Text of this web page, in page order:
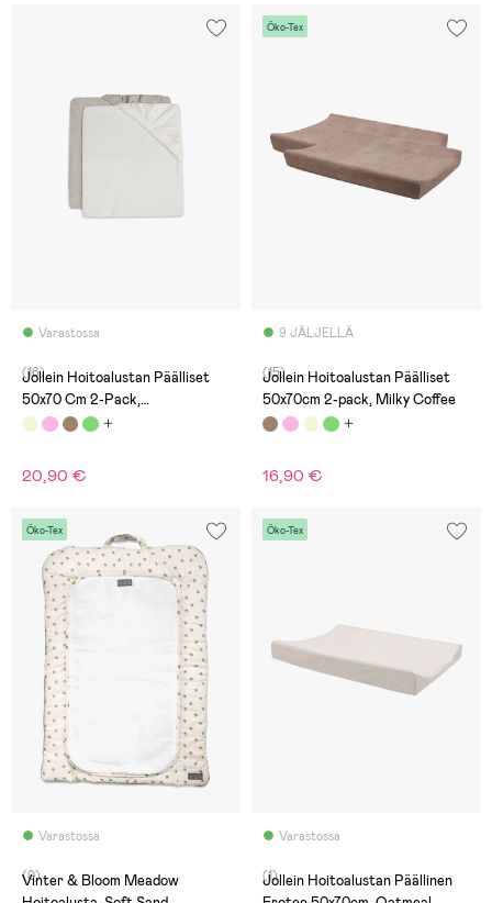
Varastossa
(16)
Jollein Hoitoalustan Päälliset
50x70 Cm 2-Pack,
Ivory/Nougat
20,90 €
Öko-Tex
9 JÄLJELLÄ
(15)
Jollein Hoitoalustan Päälliset
50x70cm 2-pack, Milky Coffee
16,90 €
Öko-Tex
Varastossa
(0)
Vinter & Bloom Meadow
Öko-Tex
Varastossa
(1)
Jollein Hoitoalustan Päällinen